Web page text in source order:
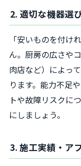
2. 適切な機器選
「安いものを付け
ん。厨房の広さや
肉店など）によっ
ります。能力不足
トや故障リスクに
にしましょう。
3. 施工実績・ア